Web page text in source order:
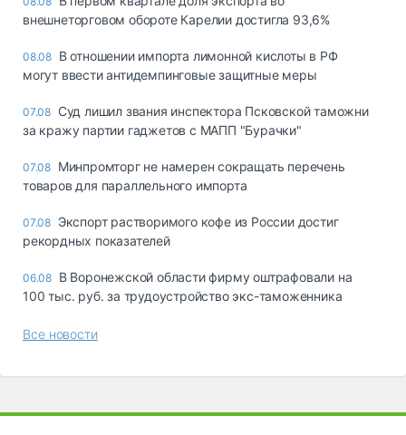
внешнеторговом обороте Карелии достигла 93,6%
08.08 В отношении импорта лимонной кислоты в РФ
могут ввести антидемпинговые защитные меры
07.08 Суд лишил звания инспектора Псковской таможни
за кражу партии гаджетов с МАПП "Бурачки"
07.08 Минпромторг не намерен сокращать перечень
товаров для параллельного импорта
07.08 Экспорт растворимого кофе из России достиг
рекордных показателей
06.08 В Воронежской области фирму оштрафовали на
100 тыс. руб. за трудоустройство экс-таможенника
Все новости